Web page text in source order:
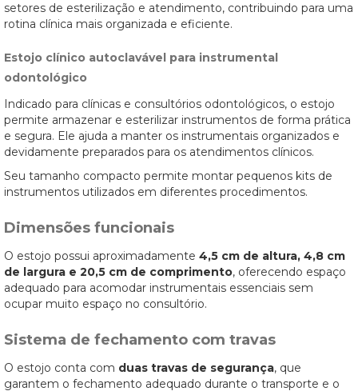
setores de esterilização e atendimento, contribuindo para uma
rotina clínica mais organizada e eficiente.
Estojo clínico autoclavável para instrumental
odontológico
Indicado para clínicas e consultórios odontológicos, o estojo
permite armazenar e esterilizar instrumentos de forma prática
e segura. Ele ajuda a manter os instrumentais organizados e
devidamente preparados para os atendimentos clínicos.
Seu tamanho compacto permite montar pequenos kits de
instrumentos utilizados em diferentes procedimentos.
Dimensões funcionais
O estojo possui aproximadamente 4,5 cm de altura, 4,8 cm
de largura e 20,5 cm de comprimento, oferecendo espaço
adequado para acomodar instrumentais essenciais sem
ocupar muito espaço no consultório.
Sistema de fechamento com travas
O estojo conta com duas travas de segurança, que
garantem o fechamento adequado durante o transporte e o